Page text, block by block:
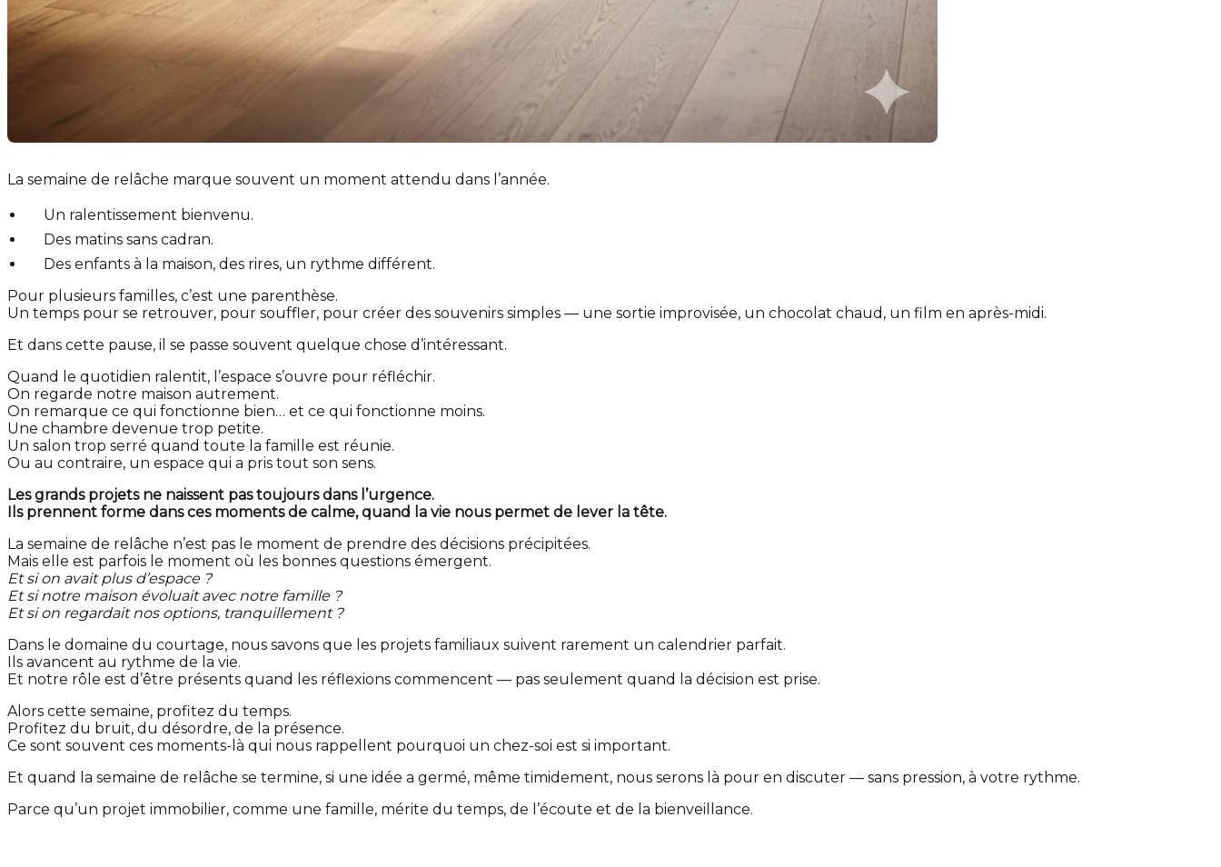
La semaine de relâche marque souvent un moment attendu dans l’année.
Un ralentissement bienvenu.
Des matins sans cadran.
Des enfants à la maison, des rires, un rythme différent.
Pour plusieurs familles, c’est une parenthèse.
Un temps pour se retrouver, pour souffler, pour créer des souvenirs simples — une sortie improvisée, un chocolat chaud, un film en après-midi.
Et dans cette pause, il se passe souvent quelque chose d’intéressant.
Quand le quotidien ralentit, l’espace s’ouvre pour réfléchir.
On regarde notre maison autrement.
On remarque ce qui fonctionne bien… et ce qui fonctionne moins.
Une chambre devenue trop petite.
Un salon trop serré quand toute la famille est réunie.
Ou au contraire, un espace qui a pris tout son sens.
Les grands projets ne naissent pas toujours dans l’urgence.
Ils prennent forme dans ces moments de calme, quand la vie nous permet de lever la tête.
La semaine de relâche n’est pas le moment de prendre des décisions précipitées.
Mais elle est parfois le moment où les bonnes questions émergent.
Et si on avait plus d’espace ?
Et si notre maison évoluait avec notre famille ?
Et si on regardait nos options, tranquillement ?
Dans le domaine du courtage, nous savons que les projets familiaux suivent rarement un calendrier parfait.
Ils avancent au rythme de la vie.
Et notre rôle est d’être présents quand les réflexions commencent — pas seulement quand la décision est prise.
Alors cette semaine, profitez du temps.
Profitez du bruit, du désordre, de la présence.
Ce sont souvent ces moments-là qui nous rappellent pourquoi un chez-soi est si important.
Et quand la semaine de relâche se termine, si une idée a germé, même timidement, nous serons là pour en discuter — sans pression, à votre rythme.
Parce qu’un projet immobilier, comme une famille, mérite du temps, de l’écoute et de la bienveillance.